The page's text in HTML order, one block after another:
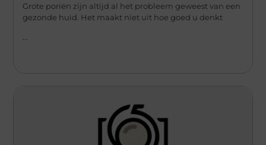
Grote poriën zijn altijd al het probleem geweest van een
gezonde huid. Het maakt niet uit hoe goed u denkt